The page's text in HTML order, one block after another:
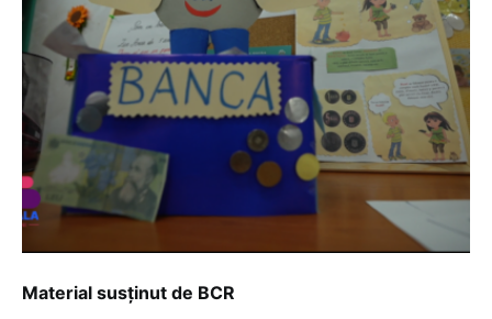
Material susținut de BCR